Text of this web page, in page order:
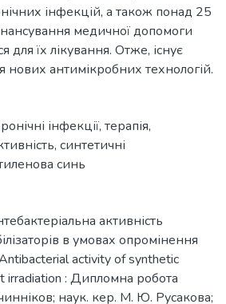
інфекцій, а також понад 25
медичної допомоги
для їх лікування. Отже, існує
нових антимікробних технологій.
інфекції, терапія,
, синтетичні
синь
активність
в умовах опромінення
activity of synthetic
irradiation : Дипломна робота
наук. кер. М. Ю. Русакова;